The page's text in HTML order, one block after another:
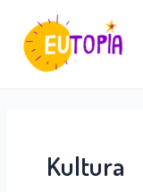
content
Kultura